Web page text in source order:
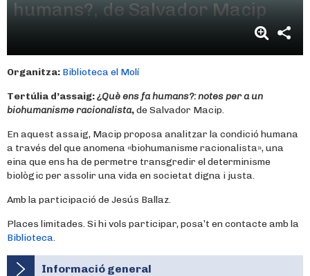
humans?, de Salvador Macip
Organitza: Biblioteca el Molí
Tertúlia d’assaig:¿Què ens fa humans?: notes per a un
biohumanisme racionalista,de Salvador Macip.
En aquest assaig, Macip proposa analitzar la condició humana
a través del que anomena «biohumanisme racionalista», una
eina que ens ha de permetre transgredir el determinisme
biològic per assolir una vida en societat digna i justa.
Amb la participació de Jesús Ballaz.
Places limitades. Si hi vols participar, posa’t en contacte amb la
Biblioteca.
Informació general